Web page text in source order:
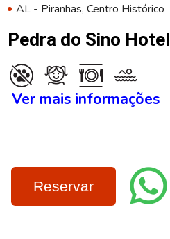
AL - Piranhas, Centro Histórico
Pedra do Sino Hotel
Ver mais informações
Reservar